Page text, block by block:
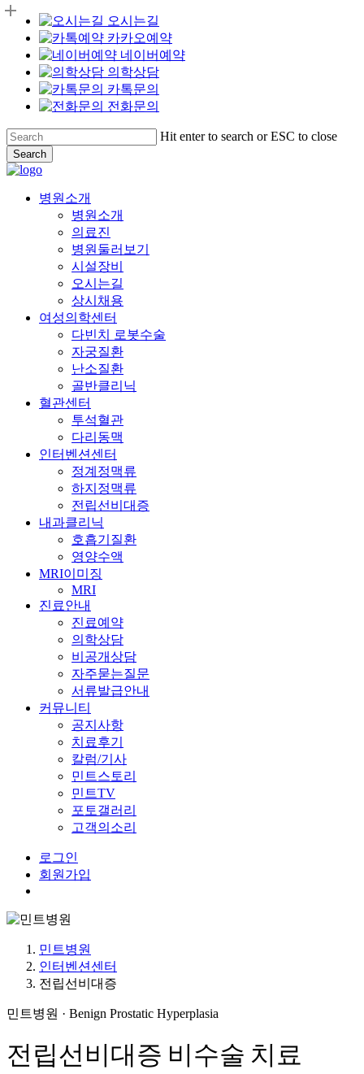
오시는길
카카오예약
네이버예약
의학상담
카톡문의
전화문의
Skip
to
main
content
Hit enter to search or ESC to close
Search
Close
Menu
병원소개
병원소개
의료진
병원둘러보기
시설장비
오시는길
상시채용
여성의학센터
다빈치 로봇수술
자궁질환
난소질환
골반클리닉
혈관센터
투석혈관
다리동맥
인터벤션센터
정계정맥류
하지정맥류
전립선비대증
내과클리닉
호흡기질환
영양수액
MRI이미징
MRI
진료안내
진료예약
의학상담
비공개상담
자주묻는질문
서류발급안내
커뮤니티
공지사항
치료후기
칼럼/기사
민트스토리
민트TV
포토갤러리
고객의소리
로그인
회원가입
민트병원
인터벤션센터
전립선비대증
민트병원 · Benign Prostatic Hyperplasia
전립선비대증 비수술 치료